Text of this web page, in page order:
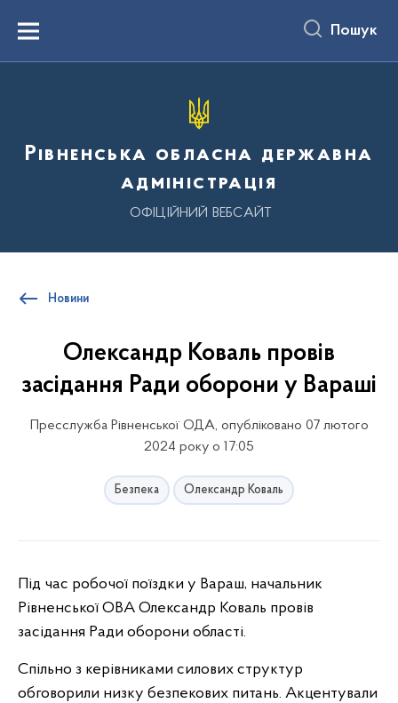
вмістуMenu Пошук
Рівненська обласна державна
адміністрація
ОФІЦІЙНИЙ ВЕБСАЙТ
Новини
Олександр Коваль провів
засідання Ради оборони у Вараші
Пресслужба Рівненської ОДА, опубліковано 07 лютого
2024 року о 17:05
Безпека Олександр Коваль
Під час робочої поїздки у Вараш, начальник
Рівненської ОВА Олександр Коваль провів
засідання Ради оборони області.
Спільно з керівниками силових структур
обговорили низку безпекових питань. Акцентували